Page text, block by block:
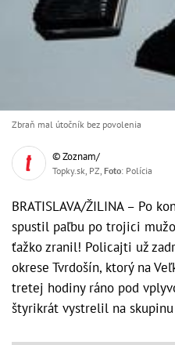
Zbraň mal útočník bez povolenia
© Zoznam/
Topky.sk, PZ, Foto: Polícia
BRATISLAVA/ŽILINA – Po
spustil paľbu po trojici
ťažko zranil! Policajti už
okrese Tvrdošín, ktorý na
tretej hodiny ráno pod
štyrikrát vystrelil na